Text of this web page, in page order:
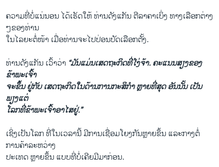
ຄວາມທີ່ບໍ່ແນ່ນອນ ໄດ້ເຮັດໃຫ້ ທ່ານດັງແກັນ ຕີລາຄາເບິ່ງ ທາງເລືອກຕ່າງ
ໆຂອງທ່ານ
ໃນໄລຍະຕໍ່ໜ້າ ເມື່ອທ່ານຈະໄປປ່ອນບັດເລືອກຕັ້ງ.
ທ່ານດັງແກັນ ເວົ້າວ່າ “ມັນແມ່ນເສດຖະກິດທີ່ໂງ່ຈ້າ. ຄະແນນສຽງຂອງ
ຂ້າພະເຈົ້າ
ຈະຂຶ້ນ ຢູ່ກັບ ເສດຖະກິດໃນດ້ານການກະສິກຳ ຫຼາຍທີ່ສຸດ ອັນນັ້ນ ເປັນ
ພຽງແຕ່
ໂລກທີ່ຂ້າພະເຈົ້າອາໄສຢູ່.”
ເຊິ່ງເປັນໂລກ ທີ່ໃນເວລານີ້ ມີການເຊື່ອມໂຍງກັນຫຼາຍຂຶ້ນ ແລະກາງຕໍ່
ການຄ້າລະຫວ່າງ
ປະເທດ ຫຼາຍຂຶ້ນ ແບບທີ່ບໍ່ເຄີຍມີມາກ່ອນ.